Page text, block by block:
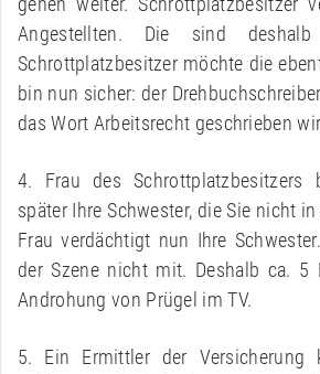
Angestellten. Die sind
Schrottplatzbesitzer möchte die
bin nun sicher: der
das Wort Arbeitsrecht geschrieben
4. Frau des Schrottplatzbesitzers
später Ihre Schwester, die Sie nicht
Frau verdächtigt nun Ihre
der Szene nicht mit. Deshalb ca. 5
Androhung von Prügel im TV.
5. Ein Ermittler der Versicherung